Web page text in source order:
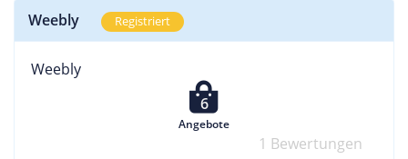
Weebly Registriert
Weebly
6
Angebote
1 Bewertungen